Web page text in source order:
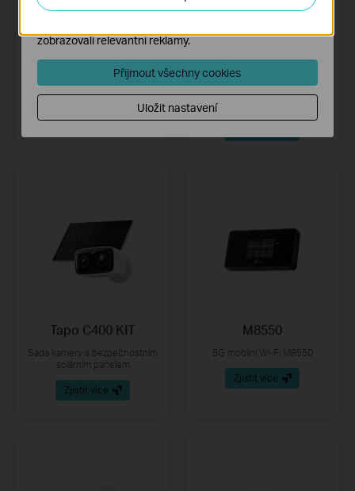
Archer BE220W
Dvoupásmový Wi-Fi 7 router
BE3600
Zjistit více
Tapo C246D
bezpečnostní kamera se dvěma
Tapo C400 KIT
Sada kamery s bezpečnostním
solárním panelem
Zjistit více
M8550
5G mobilní Wi-Fi M8550
Zjistit více
Marketingové soubory cookie mohou prostřednictvím
zobrazovali relevantní reklamy.
Přijmout všechny cookies
Uložit nastavení